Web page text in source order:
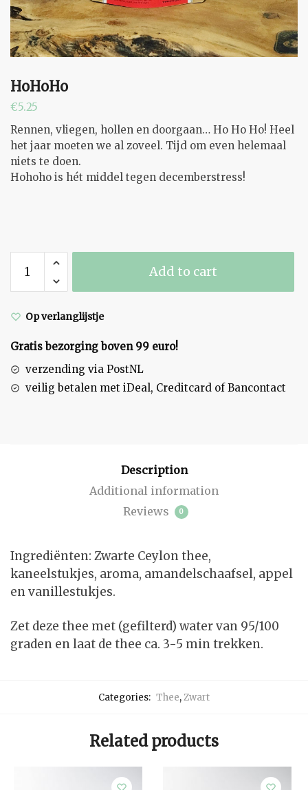
HoHoHo
€5.25
Rennen, vliegen, hollen en doorgaan… Ho Ho Ho! Heel
het jaar moeten we al zoveel. Tijd om even helemaal
niets te doen.
Hohoho is hét middel tegen decemberstress!
HoHoHo
quantity
Add to cart
Op verlanglijstje
Gratis bezorging boven 99 euro!
verzending via PostNL
veilig betalen met iDeal, Creditcard of Bancontact
Description
Additional information
Reviews
0
Ingrediënten: Zwarte Ceylon thee,
kaneelstukjes, aroma, amandelschaafsel, appel
en vanillestukjes.
Zet deze thee met (gefilterd) water van 95/100
graden en laat de thee ca. 3-5 min trekken.
Categories: Thee,Zwart
Related products